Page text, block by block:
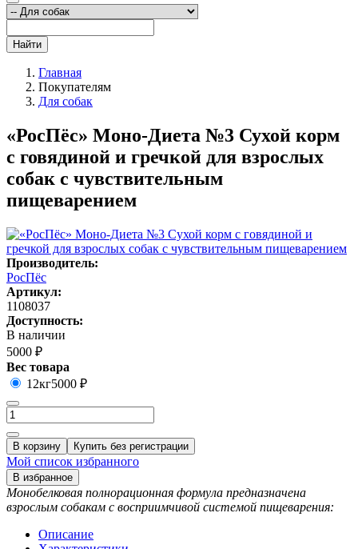
Найти
Главная
Покупателям
Для собак
«РосПёс» Моно-Диета №3 Сухой корм
с говядиной и гречкой для взрослых
собак с чувствительным
пищеварением
Производитель:
РосПёс
Артикул:
1108037
Доступность:
В наличии
5000 ₽
Вес товара
12кг5000 ₽
В корзину Купить без регистрации
Мой список избранного
В избранное
Монобелковая полнорационная формула предназначена
взрослым собакам с восприимчивой системой пищеварения:
Описание